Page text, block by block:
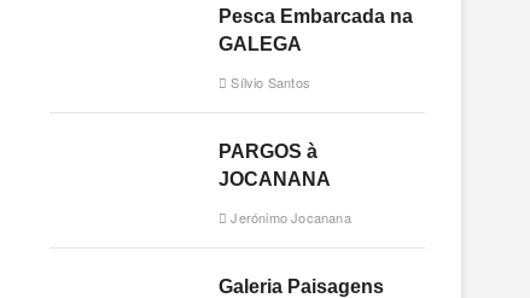
Pesca Embarcada na
GALEGA
Sílvio Santos
PARGOS à
JOCANANA
Jerónimo Jocanana
Galeria Paisagens